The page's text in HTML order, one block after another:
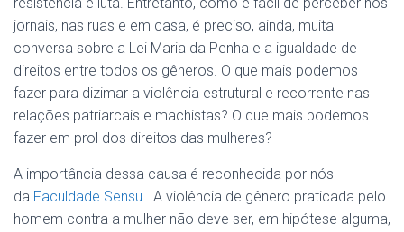
jornais, nas ruas e em casa, é preciso, ainda, muita
conversa sobre a Lei Maria da Penha e a igualdade de
direitos entre todos os gêneros. O que mais podemos
fazer para dizimar a violência estrutural e recorrente nas
relações patriarcais e machistas? O que mais podemos
fazer em prol dos direitos das mulheres?
A importância dessa causa é reconhecida por nós
da Faculdade Sensu. A violência de gênero praticada pelo
homem contra a mulher não deve ser, em hipótese alguma,